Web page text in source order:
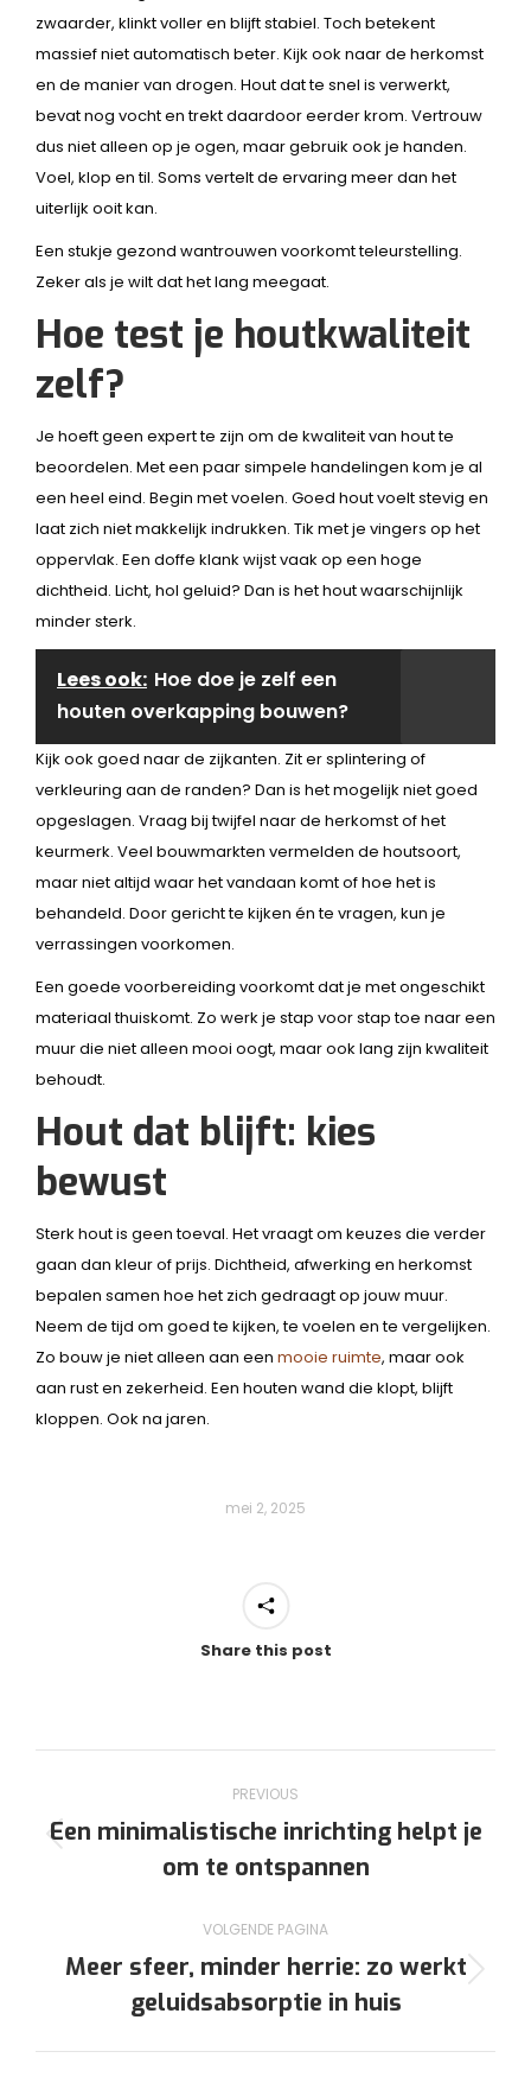
zwaarder, klinkt voller en blijft stabiel. Toch betekent
massief niet automatisch beter. Kijk ook naar de herkomst
en de manier van drogen. Hout dat te snel is verwerkt,
bevat nog vocht en trekt daardoor eerder krom. Vertrouw
dus niet alleen op je ogen, maar gebruik ook je handen.
Voel, klop en til. Soms vertelt de ervaring meer dan het
uiterlijk ooit kan.
Een stukje gezond wantrouwen voorkomt teleurstelling.
Zeker als je wilt dat het lang meegaat.
Hoe test je houtkwaliteit
zelf?
Je hoeft geen expert te zijn om de kwaliteit van hout te
beoordelen. Met een paar simpele handelingen kom je al
een heel eind. Begin met voelen. Goed hout voelt stevig en
laat zich niet makkelijk indrukken. Tik met je vingers op het
oppervlak. Een doffe klank wijst vaak op een hoge
dichtheid. Licht, hol geluid? Dan is het hout waarschijnlijk
minder sterk.
Lees ook: Hoe doe je zelf een
houten overkapping bouwen?
Kijk ook goed naar de zijkanten. Zit er splintering of
verkleuring aan de randen? Dan is het mogelijk niet goed
opgeslagen. Vraag bij twijfel naar de herkomst of het
keurmerk. Veel bouwmarkten vermelden de houtsoort,
maar niet altijd waar het vandaan komt of hoe het is
behandeld. Door gericht te kijken én te vragen, kun je
verrassingen voorkomen.
Een goede voorbereiding voorkomt dat je met ongeschikt
materiaal thuiskomt. Zo werk je stap voor stap toe naar een
muur die niet alleen mooi oogt, maar ook lang zijn kwaliteit
behoudt.
Hout dat blijft: kies
bewust
Sterk hout is geen toeval. Het vraagt om keuzes die verder
gaan dan kleur of prijs. Dichtheid, afwerking en herkomst
bepalen samen hoe het zich gedraagt op jouw muur.
Neem de tijd om goed te kijken, te voelen en te vergelijken.
Zo bouw je niet alleen aan een mooie ruimte, maar ook
aan rust en zekerheid. Een houten wand die klopt, blijft
kloppen. Ook na jaren.
mei 2, 2025
Share this post
navigation
PREVIOUS
Previous
post:
Een minimalistische inrichting helpt je
om te ontspannen
VOLGENDE PAGINA
Volgende
pagina
Meer sfeer, minder herrie: zo werkt
geluidsabsorptie in huis